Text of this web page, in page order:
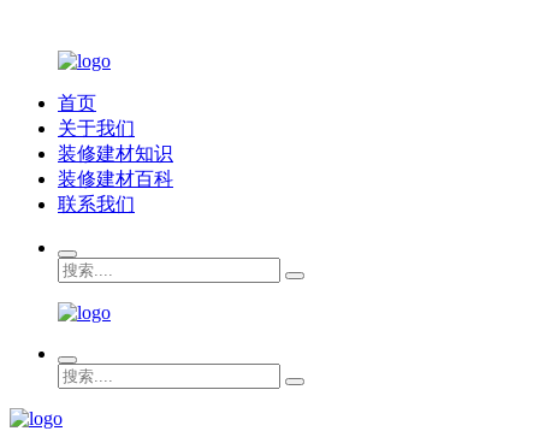
首页
关于我们
装修建材知识
装修建材百科
联系我们